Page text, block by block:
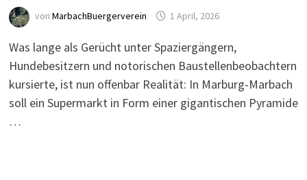
von MarbachBuergerverein 1 April, 2026
Was lange als Gerücht unter Spaziergängern,
Hundebesitzern und notorischen Baustellenbeobachtern
kursierte, ist nun offenbar Realität: In Marburg-Marbach
soll ein Supermarkt in Form einer gigantischen Pyramide
…